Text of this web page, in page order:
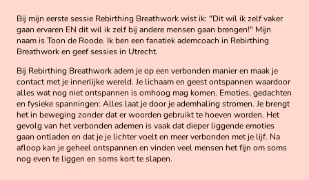
Bij mijn eerste sessie Rebirthing Breathwork wist ik: "Dit wil ik zelf vaker
gaan ervaren EN dit wil ik zelf bij andere mensen gaan brengen!" Mijn
naam is Toon de Roode. Ik ben een fanatiek ademcoach in Rebirthing
Breathwork en geef sessies in Utrecht.
Bij Rebirthing Breathwork adem je op een verbonden manier en maak je
contact met je innerlijke wereld. Je lichaam en geest ontspannen waardoor
alles wat nog niet ontspannen is omhoog mag komen. Emoties, gedachten
en fysieke spanningen: Alles laat je door je ademhaling stromen. Je brengt
het in beweging zonder dat er woorden gebruikt te hoeven worden. Het
gevolg van het verbonden ademen is vaak dat dieper liggende emoties
gaan ontladen en dat je je lichter voelt en meer verbonden met je lijf. Na
afloop kan je geheel ontspannen en vinden veel mensen het fijn om soms
nog even te liggen en soms kort te slapen.